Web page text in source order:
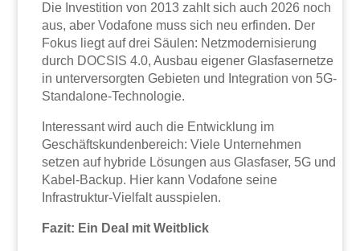
Die Investition von 2013 zahlt sich auch 2026 noch
aus, aber Vodafone muss sich neu erfinden. Der
Fokus liegt auf drei Säulen: Netzmodernisierung
durch DOCSIS 4.0, Ausbau eigener Glasfasernetze
in unterversorgten Gebieten und Integration von 5G-
Standalone-Technologie.
Interessant wird auch die Entwicklung im
Geschäftskundenbereich: Viele Unternehmen
setzen auf hybride Lösungen aus Glasfaser, 5G und
Kabel-Backup. Hier kann Vodafone seine
Infrastruktur-Vielfalt ausspielen.
Fazit: Ein Deal mit Weitblick